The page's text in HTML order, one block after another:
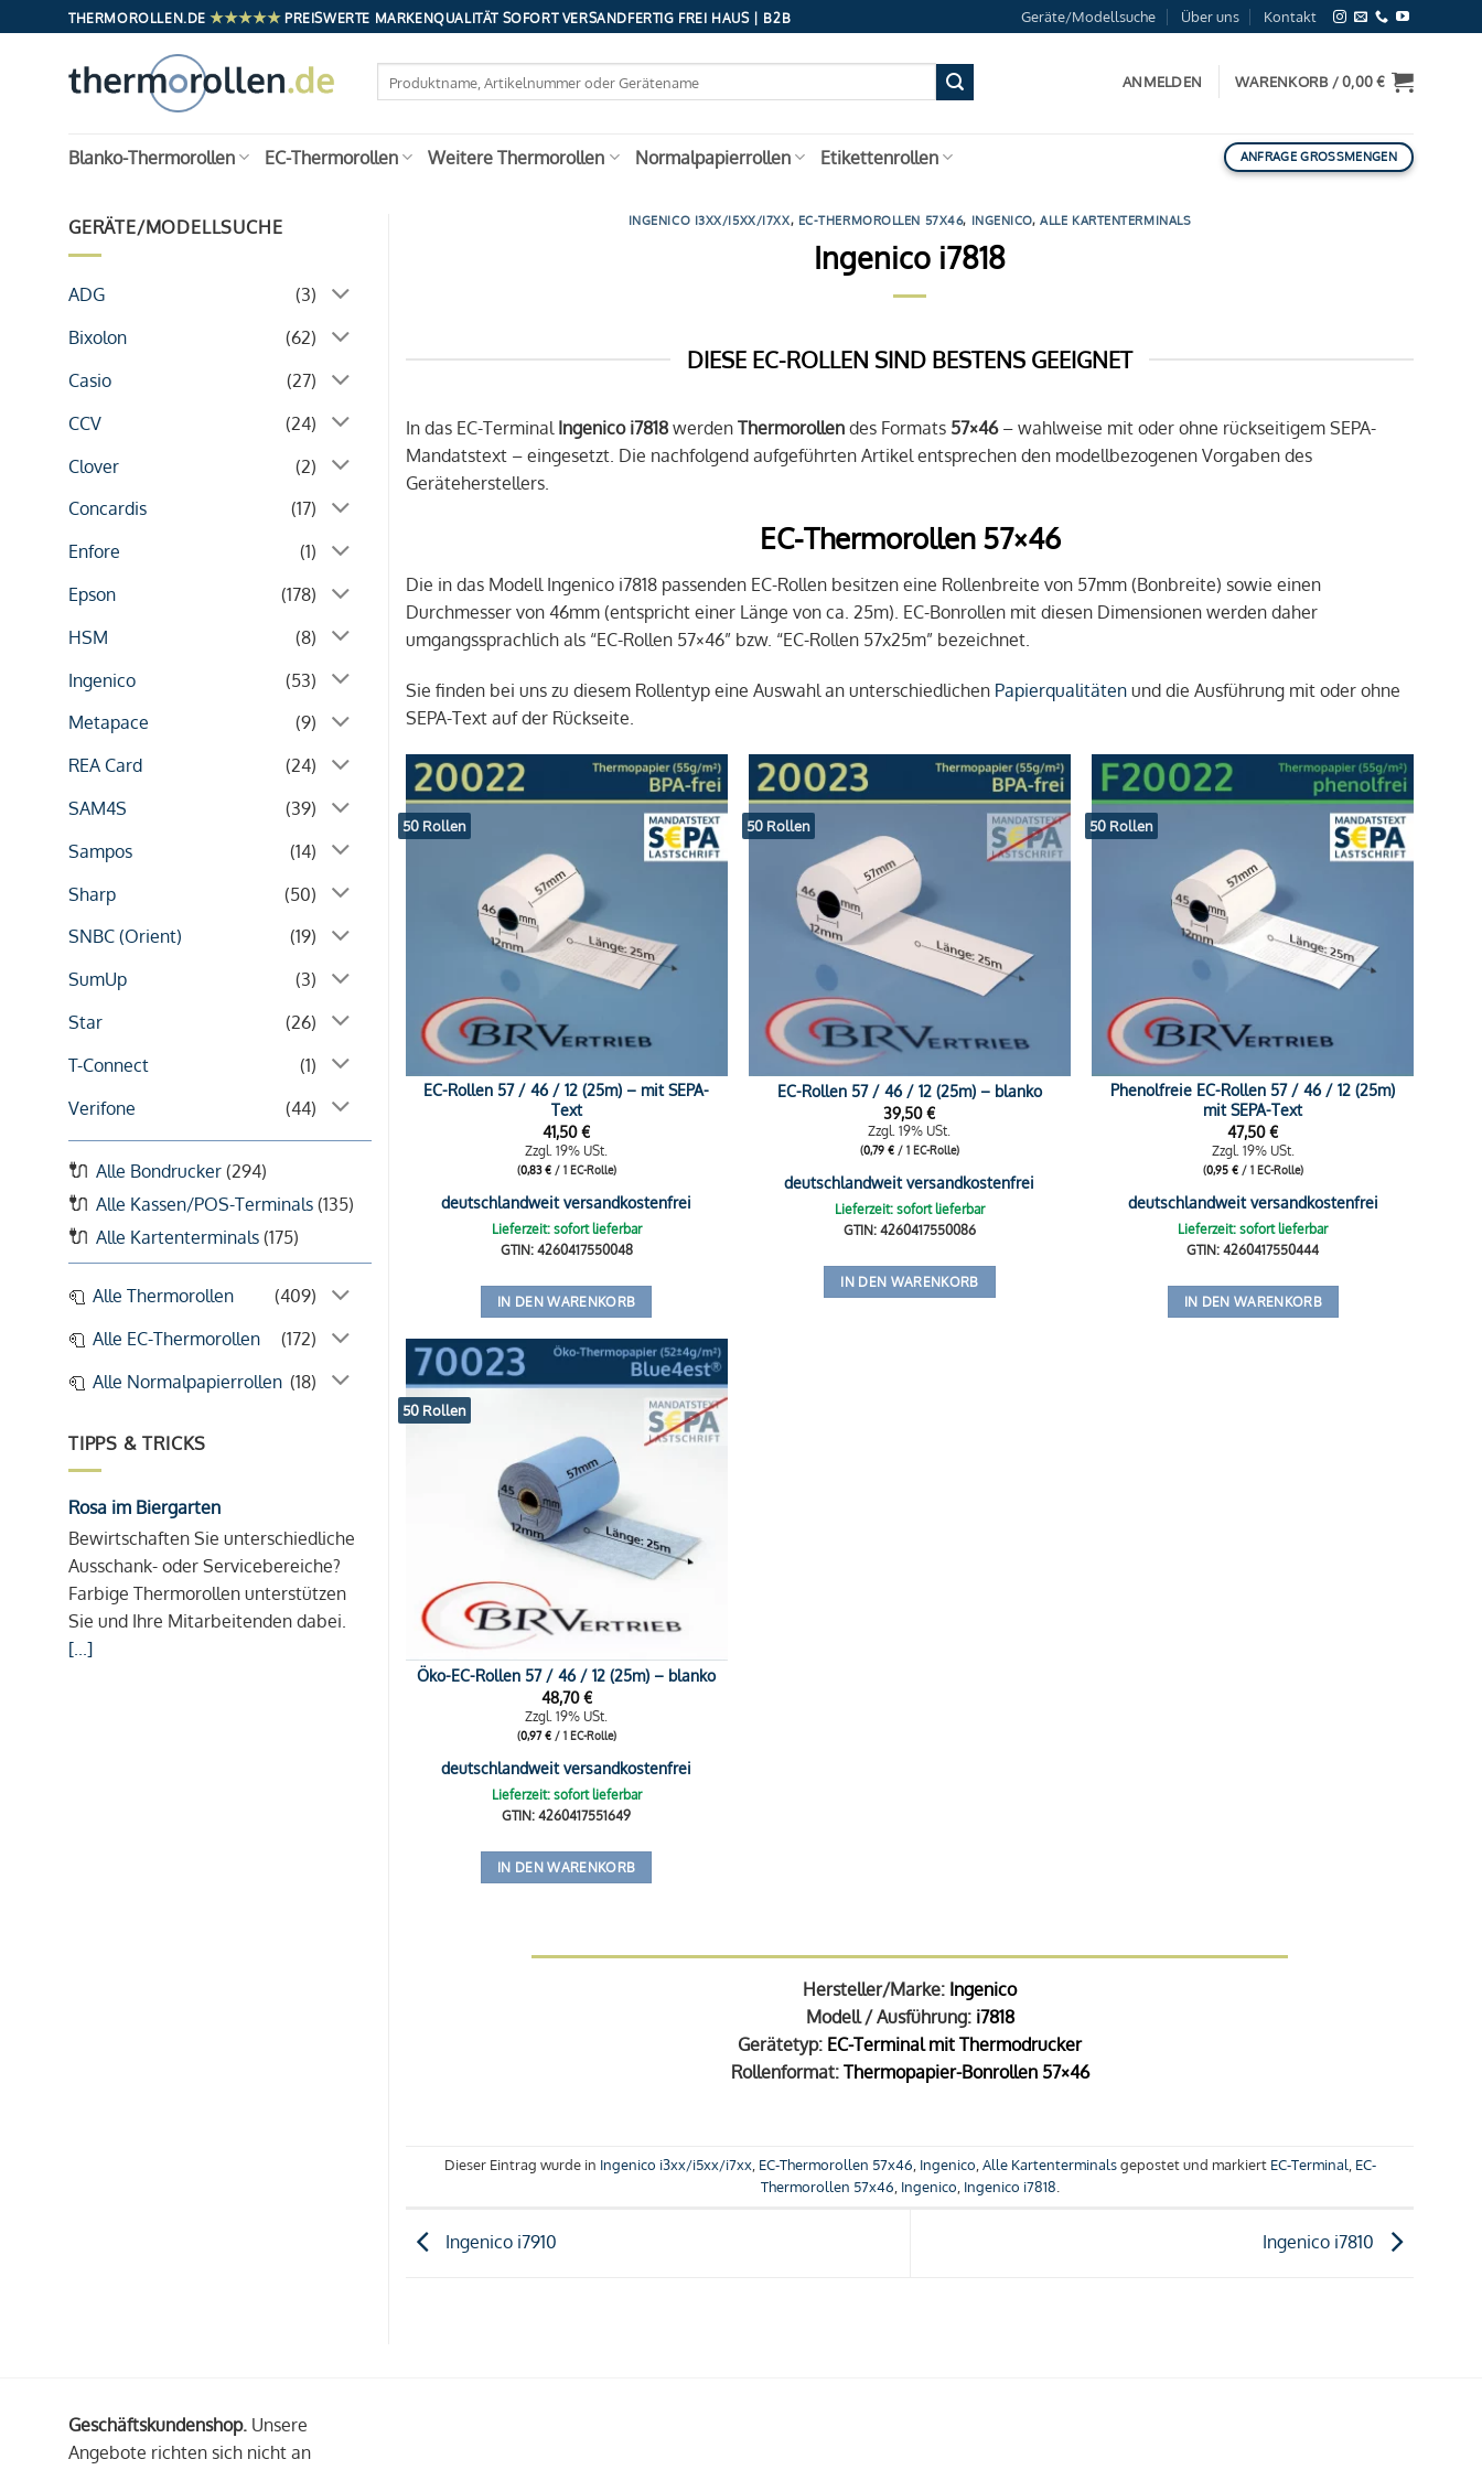
Inhalt
THERMOROLLEN.DE ★★★★★ PREISWERTE MARKENQUALITÄT SOFORT VERSANDFERTIG FREI HAUS | B2B Geräte/Modellsuche Über uns Kontakt
nach:
ANMELDEN WARENKORB /0,00€
Blanko-Thermorollen EC-Thermorollen Weitere Thermorollen Normalpapierrollen Etikettenrollen ANFRAGE GROSSMENGEN
GERÄTE/MODELLSUCHE
ADG
(3)
Bixolon
(62)
Casio
(27)
CCV
(24)
Clover
(2)
Concardis
(17)
Enfore
(1)
Epson
(178)
HSM
(8)
Ingenico
(53)
Metapace
(9)
REA Card
(24)
SAM4S
(39)
Sampos
(14)
Sharp
(50)
SNBC (Orient)
(19)
SumUp
(3)
Star
(26)
T-Connect
(1)
Verifone
(44)
Alle Bondrucker (294)
Alle Kassen/POS-Terminals (135)
Alle Kartenterminals (175)
Alle Thermorollen
(409)
Alle EC-Thermorollen
(172)
Alle Normalpapierrollen (18)
TIPPS & TRICKS
Rosa im Biergarten
Bewirtschaften Sie unterschiedliche
Ausschank- oder Servicebereiche?
Farbige Thermorollen unterstützen
Sie und Ihre Mitarbeitenden dabei.
[...]
INGENICO I3XX/I5XX/I7XX, EC-THERMOROLLEN 57X46, INGENICO,ALLE KARTENTERMINALS
Ingenico i7818
DIESE EC-ROLLEN SIND BESTENS GEEIGNET
In das EC-Terminal Ingenico i7818 werden Thermorollen des Formats 57×46– wahlweise mit oder ohne rückseitigem SEPA-
Mandatstext – eingesetzt. Die nachfolgend aufgeführten Artikel entsprechen den modellbezogenen Vorgaben des
Geräteherstellers.
EC-Thermorollen 57×46
Die in das Modell Ingenico i7818 passenden EC-Rollen besitzen eine Rollenbreite von 57mm (Bonbreite) sowie einen
Durchmesser von 46mm (entspricht einer Länge von ca. 25m). EC-Bonrollen mit diesen Dimensionen werden daher
umgangssprachlich als “EC-Rollen 57×46” bzw. “EC-Rollen 57x25m” bezeichnet.
Sie finden bei uns zu diesem Rollentyp eine Auswahl an unterschiedlichen Papierqualitäten und die Ausführung mit oder ohne
SEPA-Text auf der Rückseite.
50 Rollen
EC-Rollen 57 / 46 / 12 (25m) – mit SEPA-
Text
41,50€
Zzgl. 19% USt.
(0,83€/ 1 EC-Rolle)
deutschlandweit versandkostenfrei
Lieferzeit: sofort lieferbar
GTIN: 4260417550048
IN DEN WARENKORB
50 Rollen
EC-Rollen 57 / 46 / 12 (25m) – blanko
39,50€
Zzgl. 19% USt.
(0,79 €/ 1 EC-Rolle)
deutschlandweit versandkostenfrei
Lieferzeit: sofort lieferbar
GTIN: 4260417550086
IN DEN WARENKORB
50 Rollen
Phenolfreie EC-Rollen 57 / 46 / 12 (25m)
mit SEPA-Text
47,50€
Zzgl. 19% USt.
(0,95 €/ 1 EC-Rolle)
deutschlandweit versandkostenfrei
Lieferzeit: sofort lieferbar
GTIN: 4260417550444
IN DEN WARENKORB
50 Rollen
Öko-EC-Rollen 57 / 46 / 12 (25m) – blanko
48,70€
Zzgl. 19% USt.
(0,97€/ 1 EC-Rolle)
deutschlandweit versandkostenfrei
Lieferzeit: sofort lieferbar
GTIN: 4260417551649
IN DEN WARENKORB
Hersteller/Marke: Ingenico
Modell / Ausführung: i7818
Gerätetyp: EC-Terminal mit Thermodrucker
Rollenformat: Thermopapier-Bonrollen 57×46
Dieser Eintrag wurde in Ingenico i3xx/i5xx/i7xx, EC-Thermorollen 57x46, Ingenico,Alle Kartenterminalsgepostet und markiert EC-Terminal, EC-
Thermorollen 57x46, Ingenico, Ingenico i7818.
Ingenico i7910 Ingenico i7810
Geschäftskundenshop. Unsere
Angebote richten sich nicht an